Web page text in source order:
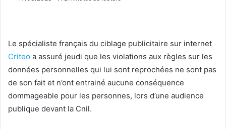
Le spécialiste français du ciblage publicitaire sur internet
Criteo a assuré jeudi que les violations aux règles sur les
données personnelles qui lui sont reprochées ne sont pas
de son fait et n’ont entrainé aucune conséquence
dommageable pour les personnes, lors d’une audience
publique devant la Cnil.